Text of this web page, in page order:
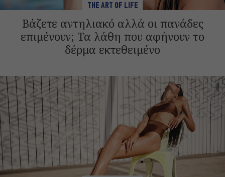
THE ART OF LIFE
Βάζετε αντηλιακό αλλά οι πανάδες
επιμένουν; Τα λάθη που αφήνουν το
δέρμα εκτεθειμένο